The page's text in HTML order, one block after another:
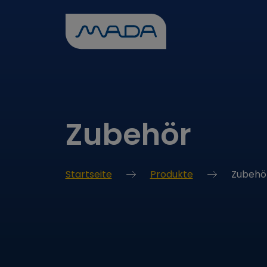
Zubehör
Startseite Produkte